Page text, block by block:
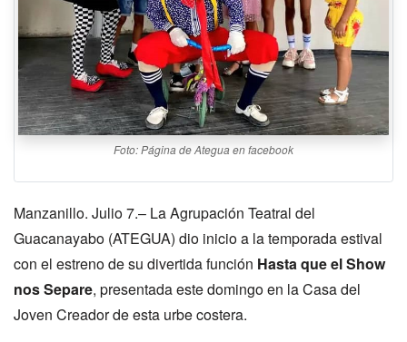
Foto: Página de Ategua en facebook
Manzanillo. Julio 7.– La Agrupación Teatral del
Guacanayabo (ATEGUA) dio inicio a la temporada estival
con el estreno de su divertida función Hasta que el Show
nos Separe, presentada este domingo en la Casa del
Joven Creador de esta urbe costera.